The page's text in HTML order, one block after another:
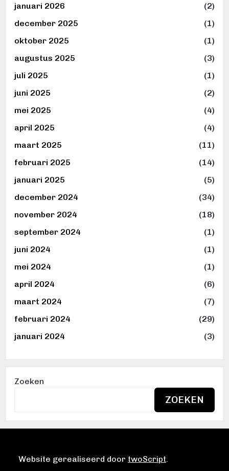
januari 2026
(2)
december 2025
(1)
oktober 2025
(1)
augustus 2025
(3)
juli 2025
(1)
juni 2025
(2)
mei 2025
(4)
april 2025
(4)
maart 2025
(11)
februari 2025
(14)
januari 2025
(5)
december 2024
(34)
november 2024
(18)
september 2024
(1)
juni 2024
(1)
mei 2024
(1)
april 2024
(6)
maart 2024
(7)
februari 2024
(29)
januari 2024
(3)
Zoeken
ZOEKEN
Website gerealiseerd door twoScript.